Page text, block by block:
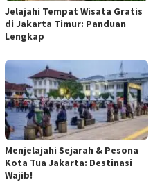
Jelajahi Tempat Wisata Gratis
di Jakarta Timur: Panduan
Lengkap
Menjelajahi Sejarah & Pesona
Kota Tua Jakarta: Destinasi
Wajib!